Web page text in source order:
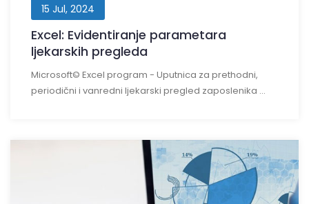
15 Jul, 2024
Excel: Evidentiranje parametara
ljekarskih pregleda
Microsoft© Excel program - Uputnica za prethodni,
periodični i vanredni ljekarski pregled zaposlenika ...